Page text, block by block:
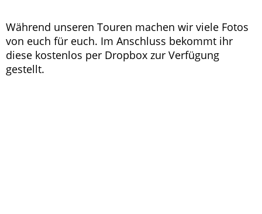
Während unseren Touren machen wir viele Fotos
von euch für euch. Im Anschluss bekommt ihr
diese kostenlos per Dropbox zur Verfügung
gestellt.